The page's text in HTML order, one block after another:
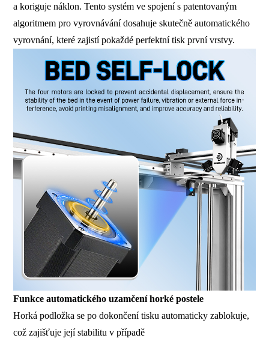
a koriguje náklon. Tento systém ve spojení s patentovaným
algoritmem pro vyrovnávání dosahuje skutečně automatického
vyrovnání, které zajistí pokaždé perfektní tisk první vrstvy.
Funkce automatického uzamčení horké postele
Horká podložka se po dokončení tisku automaticky zablokuje,
což zajišťuje její stabilitu v případě